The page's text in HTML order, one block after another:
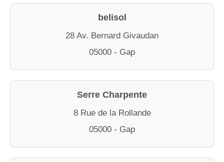
belisol
28 Av. Bernard Givaudan
05000 - Gap
Serre Charpente
8 Rue de la Rollande
05000 - Gap